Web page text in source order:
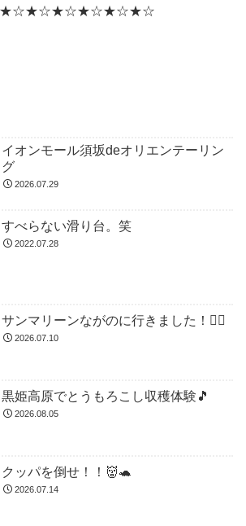
イオンモール須坂deオリエンテーリン
グ
2026.07.29
すべらない滑り台。笑
2022.07.28
サンマリーンながのに行きました！🏊🏻
2026.07.10
黒姫高原でとうもろこし収穫体験🎵
2026.08.05
クッパを倒せ！！👹🐢
2026.07.14